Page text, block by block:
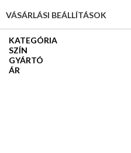
VÁSÁRLÁSI BEÁLLÍTÁSOK
KATEGÓRIA
SZÍN
GYÁRTÓ
ÁR